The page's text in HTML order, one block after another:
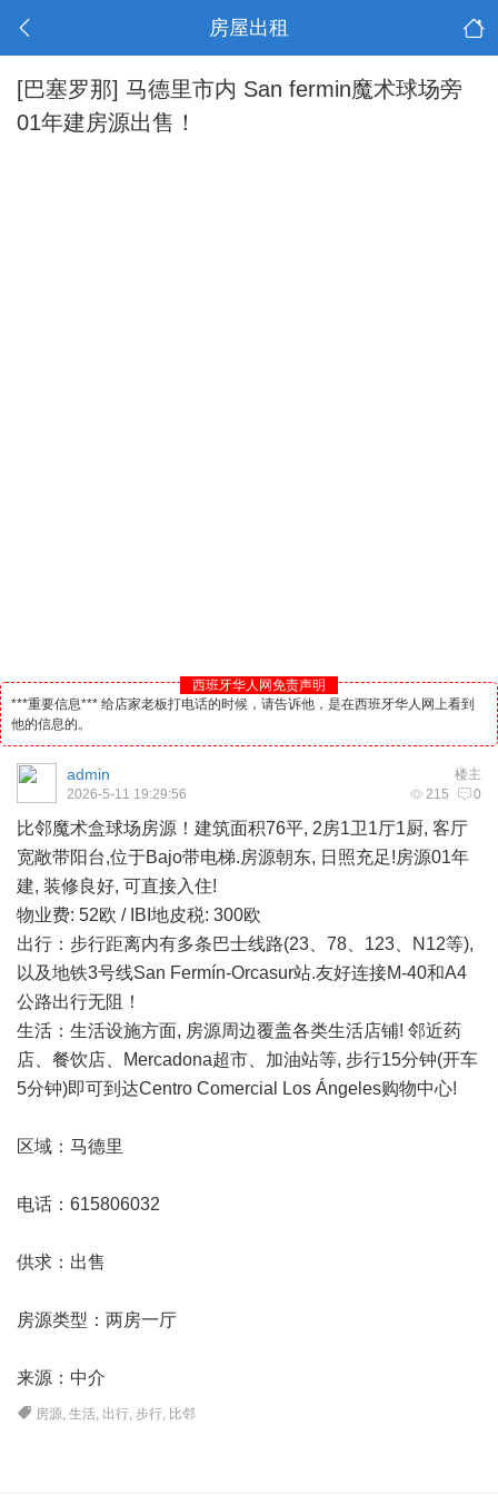
房屋出租
[巴塞罗那] 马德里市内 San fermin魔术球场旁
01年建房源出售！
西班牙华人网免责声明
***重要信息*** 给店家老板打电话的时候，请告诉他，是在西班牙华人网上看到
他的信息的。
楼主
admin
215 0
2026-5-11 19:29:56
比邻魔术盒球场房源！建筑面积76平, 2房1卫1厅1厨, 客厅
宽敞带阳台,位于Bajo带电梯.房源朝东, 日照充足!房源01年
建, 装修良好, 可直接入住!
物业费: 52欧 / IBI地皮税: 300欧
出行：步行距离内有多条巴士线路(23、78、123、N12等),
以及地铁3号线San Fermín-Orcasur站.友好连接M-40和A4
公路出行无阻！
生活：生活设施方面, 房源周边覆盖各类生活店铺! 邻近药
店、餐饮店、Mercadona超市、加油站等, 步行15分钟(开车
5分钟)即可到达Centro Comercial Los Ángeles购物中心!
区域： 马德里
电话：615806032
供求：出售
房源类型：两房一厅
来源：中介
房源,生活, 出行,步行, 比邻